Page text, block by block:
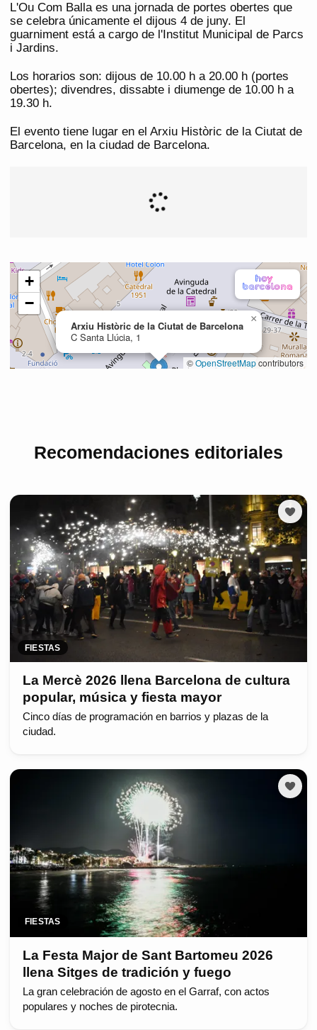
L'Ou Com Balla es una jornada de portes obertes que
se celebra únicamente el dijous 4 de juny. El
guarniment está a cargo de l'Institut Municipal de Parcs
i Jardins.
Los horarios son: dijous de 10.00 h a 20.00 h (portes
obertes); divendres, dissabte i diumenge de 10.00 h a
19.30 h.
El evento tiene lugar en el Arxiu Històric de la Ciutat de
Barcelona, en la ciudad de Barcelona.
Recomendaciones editoriales
FIESTAS
La Mercè 2026 llena Barcelona de cultura
popular, música y fiesta mayor
Cinco días de programación en barrios y plazas de la
ciudad.
FIESTAS
La Festa Major de Sant Bartomeu 2026
llena Sitges de tradición y fuego
La gran celebración de agosto en el Garraf, con actos
populares y noches de pirotecnia.